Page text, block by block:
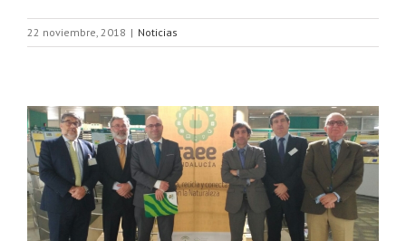
22 noviembre, 2018 | Noticias